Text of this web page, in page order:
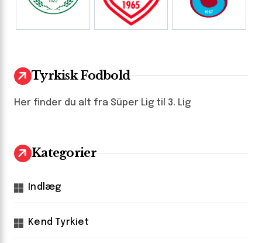
Tyrkisk Fodbold
Her finder du alt fra Süper Lig til 3. Lig
Kategorier
Indlæg
Kend Tyrkiet